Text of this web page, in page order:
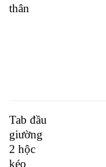
thân
Tab đầu
giường
2 hộc
kéo